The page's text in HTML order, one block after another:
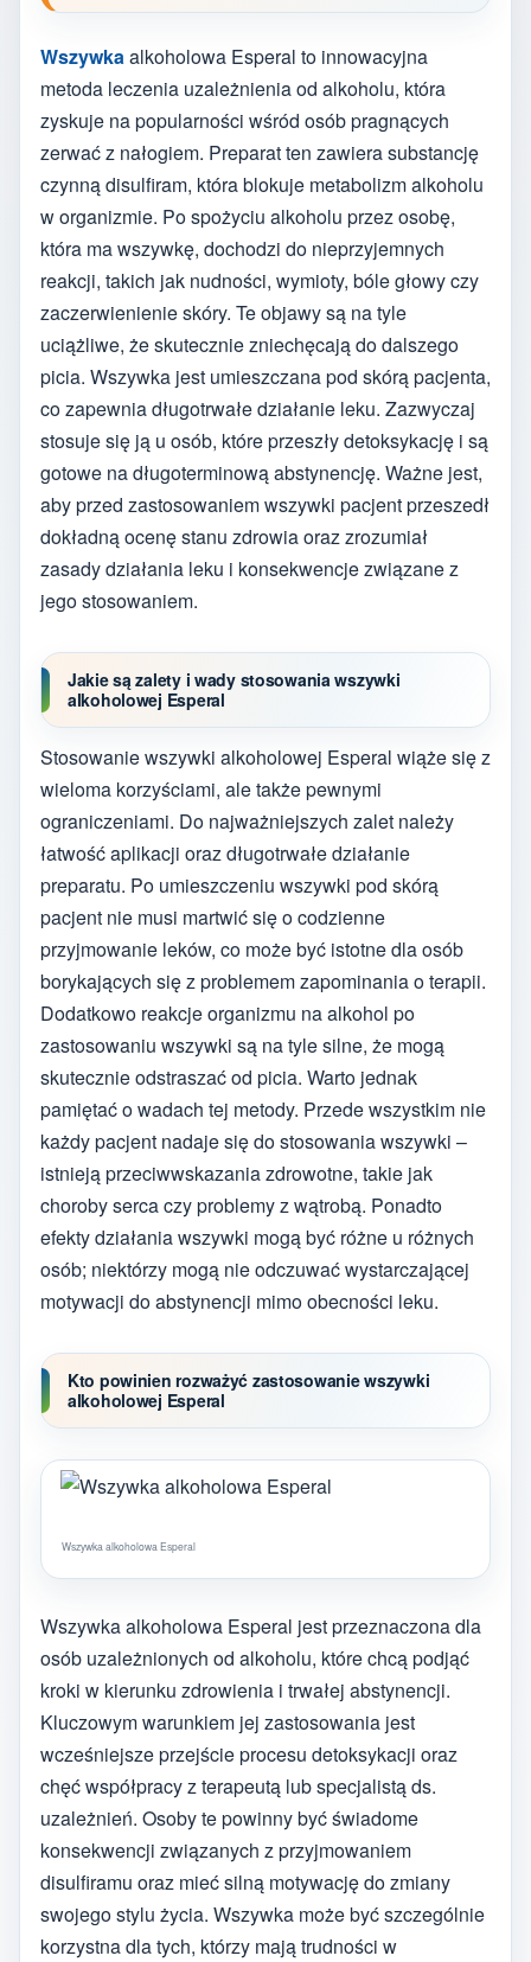
Wszywka alkoholowa Esperal to innowacyjna
metoda leczenia uzależnienia od alkoholu, która
zyskuje na popularności wśród osób pragnących
zerwać z nałogiem. Preparat ten zawiera substancję
czynną disulfiram, która blokuje metabolizm alkoholu
w organizmie. Po spożyciu alkoholu przez osobę,
która ma wszywkę, dochodzi do nieprzyjemnych
reakcji, takich jak nudności, wymioty, bóle głowy czy
zaczerwienienie skóry. Te objawy są na tyle
uciążliwe, że skutecznie zniechęcają do dalszego
picia. Wszywka jest umieszczana pod skórą pacjenta,
co zapewnia długotrwałe działanie leku. Zazwyczaj
stosuje się ją u osób, które przeszły detoksykację i są
gotowe na długoterminową abstynencję. Ważne jest,
aby przed zastosowaniem wszywki pacjent przeszedł
dokładną ocenę stanu zdrowia oraz zrozumiał
zasady działania leku i konsekwencje związane z
jego stosowaniem.
Jakie są zalety i wady stosowania wszywki
alkoholowej Esperal
Stosowanie wszywki alkoholowej Esperal wiąże się z
wieloma korzyściami, ale także pewnymi
ograniczeniami. Do najważniejszych zalet należy
łatwość aplikacji oraz długotrwałe działanie
preparatu. Po umieszczeniu wszywki pod skórą
pacjent nie musi martwić się o codzienne
przyjmowanie leków, co może być istotne dla osób
borykających się z problemem zapominania o terapii.
Dodatkowo reakcje organizmu na alkohol po
zastosowaniu wszywki są na tyle silne, że mogą
skutecznie odstraszać od picia. Warto jednak
pamiętać o wadach tej metody. Przede wszystkim nie
każdy pacjent nadaje się do stosowania wszywki –
istnieją przeciwwskazania zdrowotne, takie jak
choroby serca czy problemy z wątrobą. Ponadto
efekty działania wszywki mogą być różne u różnych
osób; niektórzy mogą nie odczuwać wystarczającej
motywacji do abstynencji mimo obecności leku.
Kto powinien rozważyć zastosowanie wszywki
alkoholowej Esperal
Wszywka alkoholowa Esperal
Wszywka alkoholowa Esperal jest przeznaczona dla
osób uzależnionych od alkoholu, które chcą podjąć
kroki w kierunku zdrowienia i trwałej abstynencji.
Kluczowym warunkiem jej zastosowania jest
wcześniejsze przejście procesu detoksykacji oraz
chęć współpracy z terapeutą lub specjalistą ds.
uzależnień. Osoby te powinny być świadome
konsekwencji związanych z przyjmowaniem
disulfiramu oraz mieć silną motywację do zmiany
swojego stylu życia. Wszywka może być szczególnie
korzystna dla tych, którzy mają trudności w